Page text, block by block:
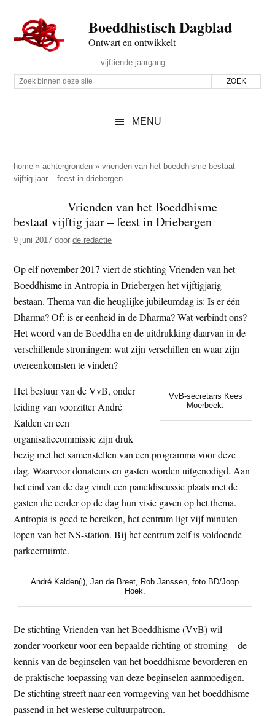
naar
de
inhoud
secondary
naar
de
sidebar
naar
de
Boeddhistisch Dagblad
Ontwart en ontwikkelt
Rechts
vijftiende jaargang
Z
p
d
z
e
i
t
e
Z
i
n
n
d
z
e
s
i
t
e
MENU
home »achtergronden »vrienden van het boeddhisme bestaat
vijftig jaar – feest in driebergen
Vrienden van het Boeddhisme
bestaat vijftig jaar – feest in Driebergen
9 juni 2017 doorde redactie
Op elf november 2017 viert de stichting Vrienden van het
Boeddhisme in Antropia in Driebergen het vijftigjarig
bestaan. Thema van die heuglijke jubileumdag is: Is er één
Dharma? Of: is er eenheid in de Dharma? Wat verbindt ons?
Het woord van de Boeddha en de uitdrukking daarvan in de
verschillende stromingen: wat zijn verschillen en waar zijn
overeenkomsten te vinden?
VvB-secretaris Kees
Moerbeek.
Het bestuur van de VvB, onder
leiding van voorzitter André
Kalden en een
organisatiecommissie zijn druk
bezig met het samenstellen van een programma voor deze
dag. Waarvoor donateurs en gasten worden uitgenodigd. Aan
het eind van de dag vindt een paneldiscussie plaats met de
gasten die eerder op de dag hun visie gaven op het thema.
Antropia is goed te bereiken, het centrum ligt vijf minuten
lopen van het NS-station. Bij het centrum zelf is voldoende
parkeerruimte.
André Kalden(l), Jan de Breet, Rob Janssen, foto BD/Joop
Hoek.
De stichting Vrienden van het Boeddhisme (VvB) wil –
zonder voorkeur voor een bepaalde richting of stroming – de
kennis van de beginselen van het boeddhisme bevorderen en
de praktische toepassing van deze beginselen aanmoedigen.
De stichting streeft naar een vormgeving van het boeddhisme
passend in het westerse cultuurpatroon.